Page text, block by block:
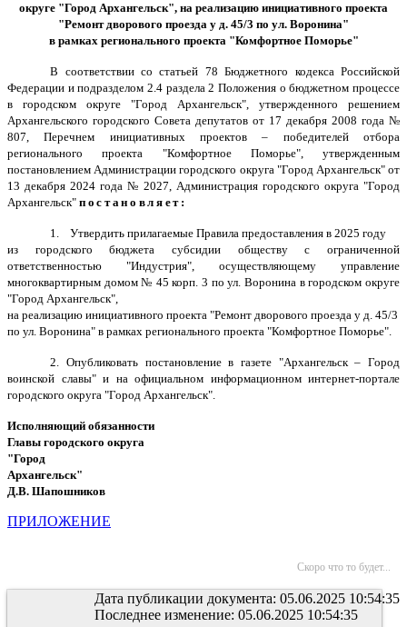
округе "Город Архангельск", на реализацию инициативного проекта
"Ремонт дворового проезда у д. 45/3 по ул. Воронина"
в рамках регионального проекта "Комфортное Поморье"
В соответствии со статьей 78 Бюджетного кодекса Российской
Федерации и подразделом 2.4 раздела 2 Положения о бюджетном процессе
в городском округе "Город Архангельск", утвержденного решением
Архангельского городского Совета депутатов от 17 декабря 2008 года №
807, Перечнем инициативных проектов – победителей отбора
регионального проекта "Комфортное Поморье", утвержденным
постановлением Администрации городского округа "Город Архангельск" от
13 декабря 2024 года № 2027, Администрация городского округа "Город
Архангельск" постановляет:
1. Утвердить прилагаемые Правила предоставления в 2025 году
из городского бюджета субсидии обществу с ограниченной
ответственностью "Индустрия", осуществляющему управление
многоквартирным домом № 45 корп. 3 по ул. Воронина в городском округе
"Город Архангельск",
на реализацию инициативного проекта "Ремонт дворового проезда у д. 45/3
по ул. Воронина" в рамках регионального проекта "Комфортное Поморье".
2. Опубликовать постановление в газете "Архангельск – Город
воинской славы" и на официальном информационном интернет-портале
городского округа "Город Архангельск".
Исполняющий обязанности
Главы городского округа
"Город
Архангельск"
Д.В. Шапошников
ПРИЛОЖЕНИЕ
Скоро что то будет...
Дата публикации документа: 05.06.2025 10:54:35
Последнее изменение: 05.06.2025 10:54:35